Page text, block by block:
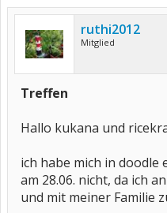
ruthi2012
Mitglied
Treffen
Hallo kukana und
ich habe mich in
am 28.06. nicht, da ich
und mit meiner Familie